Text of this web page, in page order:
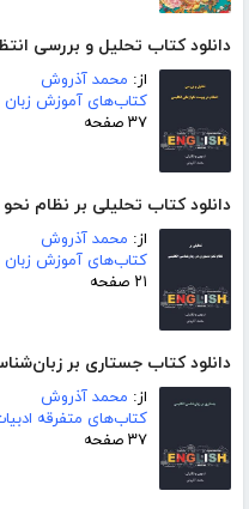
دانلود کتاب تحلیل و بررسی
از: محمد آذروش
کتاب‌های آموزش زبان
۳۷ صفحه
دانلود کتاب تحلیلی بر نظام
از: محمد آذروش
کتاب‌های آموزش زبان
۲۱ صفحه
دانلود کتاب جستاری بر
از: محمد آذروش
کتاب‌های متفرقه
۳۷ صفحه